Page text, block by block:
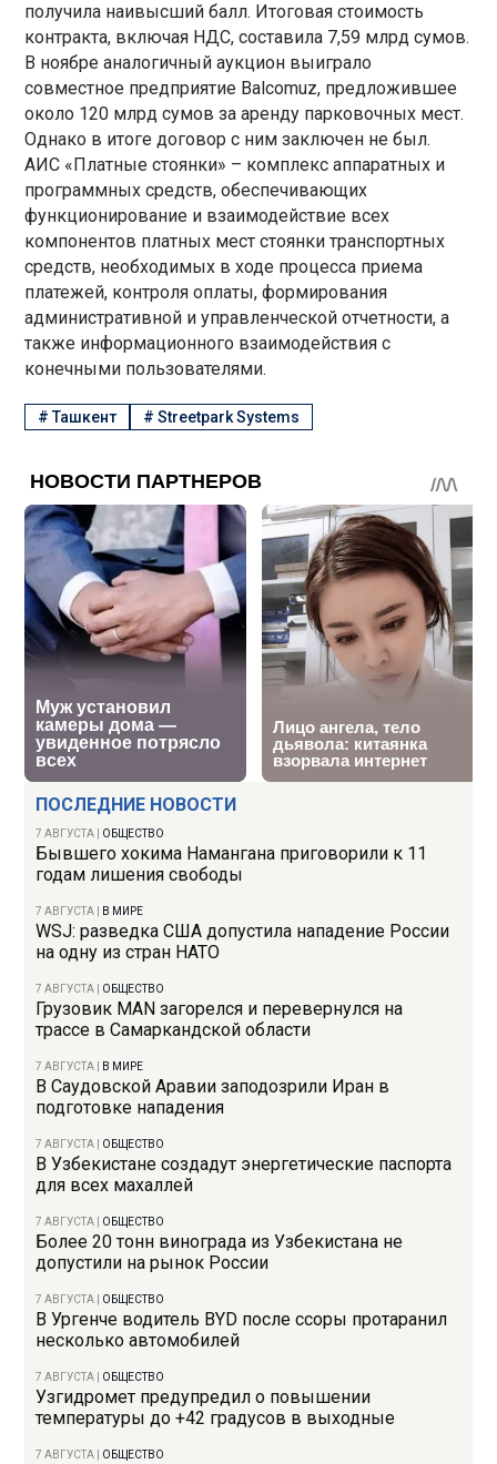
ПОСЛЕДНИЕ НОВОСТИ
7 АВГУСТА ОБЩЕСТВО
Бывшего хокима Намангана приговорили к 11
годам лишения свободы
7 АВГУСТА В МИРЕ
WSJ: разведка США допустила нападение России
на одну из стран НАТО
7 АВГУСТА ОБЩЕСТВО
Грузовик MAN загорелся и перевернулся на
трассе в Самаркандской области
7 АВГУСТА В МИРЕ
В Саудовской Аравии заподозрили Иран в
подготовке нападения
7 АВГУСТА ОБЩЕСТВО
В Узбекистане создадут энергетические паспорта
для всех махаллей
7 АВГУСТА ОБЩЕСТВО
Более 20 тонн винограда из Узбекистана не
допустили на рынок России
7 АВГУСТА ОБЩЕСТВО
В Ургенче водитель BYD после ссоры протаранил
несколько автомобилей
7 АВГУСТА ОБЩЕСТВО
Узгидромет предупредил о повышении
температуры до +42 градусов в выходные
7 АВГУСТА ОБЩЕСТВО
получила наивысший балл. Итоговая стоимость
контракта, включая НДС, составила 7,59 млрд сумов.
В ноябре аналогичный аукцион выиграло
совместное предприятие Balcomuz, предложившее
около 120 млрд сумов за аренду парковочных мест.
Однако в итоге договор с ним заключен не был.
АИС «Платные стоянки» – комплекс аппаратных и
программных средств, обеспечивающих
функционирование и взаимодействие всех
компонентов платных мест стоянки транспортных
средств, необходимых в ходе процесса приема
платежей, контроля оплаты, формирования
административной и управленческой отчетности, а
также информационного взаимодействия с
конечными пользователями.
#Ташкент #Streetpark Systems